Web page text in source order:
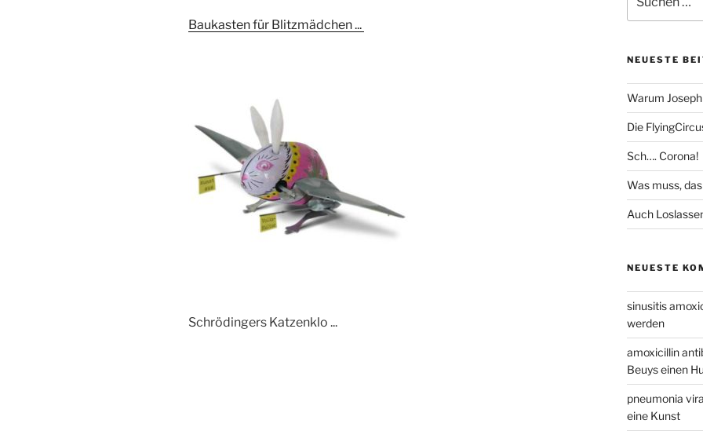
Baukasten für Blitzmädchen ...
Schrödingers Katzenklo ...
nach:
NEUESTE
Warum
Die
Sch…. Corona!
Was muss,
Auch
NEUESTE
sinusitis
werden
amoxicillin
Beuys einen
pneumonia
eine Kunst